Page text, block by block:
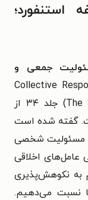
استنفورد؛
جمعی و
(Collective
The Stanford Encyclopedia of Philosophy) جلد ۳۴ از
گفته شده است
مسئولیت شخصی
اخلاقی
به نکوهش‌پذیری
نسبت می‌دهیم.